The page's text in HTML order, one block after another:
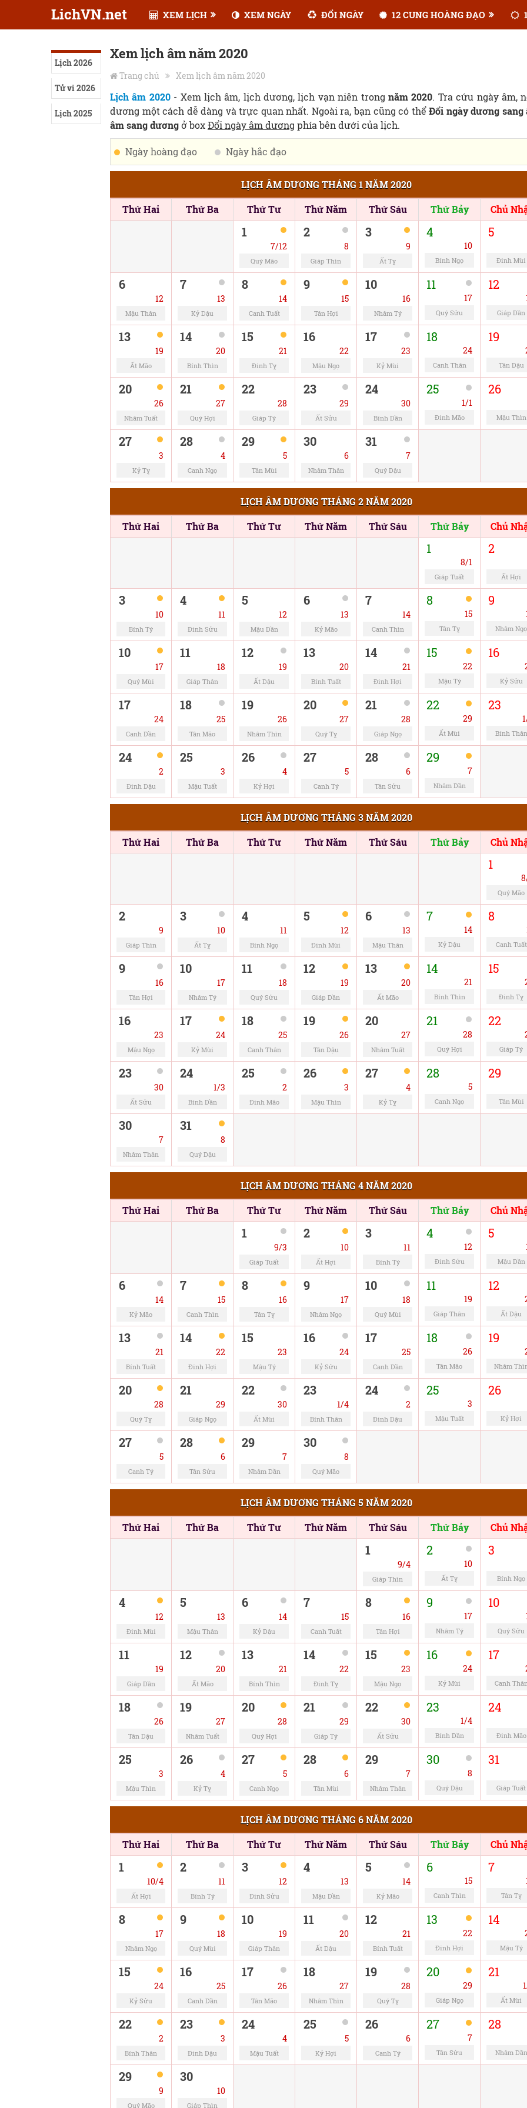
LichVN.net XEM LỊCH XEM NGÀY ĐỔI NGÀY 12 CUNG HOÀNG ĐẠO
Lịch 2026
Tử vi 2026
Lịch 2025
Xem lịch âm năm 2020
Trang chủ Xem lịch âm năm 2020
Lịch âm 2020- Xem lịch âm, lịch dương, lịch vạn niên trongnăm 2020. Tra cứu ngày âm,
dương một cách dễ dàng và trực quan nhất. Ngoài ra, bạn cũng có thểĐổi ngày dương sang
âm sang dươngở boxĐổi ngày âm dương phía bên dưới của lịch.
Ngày hoàng đạo Ngày hắc đạo
LỊCH ÂM DƯƠNG THÁNG 1 NĂM 2020
Thứ Hai
Thứ Ba Thứ Tư Thứ Năm Thứ Sáu Thứ Bảy Chủ
1
7/12
Quý Mão
2
8
Giáp Thìn
3
9
Ất Tỵ
4
10
Bính Ngọ
5
Đinh Mùi
6
12
Mậu Thân
7
13
Kỷ Dậu
8
14
Canh Tuất
9
15
Tân Hợi
10
16
Nhâm Tý
11
17
Quý Sửu
12
Giáp Dần
13
19
Ất Mão
14
20
Bính Thìn
15
21
Đinh Tỵ
16
22
Mậu Ngọ
17
23
Kỷ Mùi
18
24
Canh Thân
19
Tân Dậu
20
26
Nhâm Tuất
21
27
Quý Hợi
22
28
Giáp Tý
23
29
Ất Sửu
24
30
Bính Dần
25
1/1
Đinh Mão
26
Mậu Thìn
27
3
Kỷ Tỵ
28
4
Canh Ngọ
29
5
Tân Mùi
30
6
Nhâm Thân
31
7
Quý Dậu
LỊCH ÂM DƯƠNG THÁNG 2 NĂM 2020
Thứ Hai
Thứ Ba Thứ Tư Thứ Năm Thứ Sáu Thứ Bảy Chủ
1
8/1
Giáp Tuất
2
Ất Hợi
3
10
Bính Tý
4
11
Đinh Sửu
5
12
Mậu Dần
6
13
Kỷ Mão
7
14
Canh Thìn
8
15
Tân Tỵ
9
Nhâm Ngọ
10
17
Quý Mùi
11
18
Giáp Thân
12
19
Ất Dậu
13
20
Bính Tuất
14
21
Đinh Hợi
15
22
Mậu Tý
16
Kỷ Sửu
17
24
Canh Dần
18
25
Tân Mão
19
26
Nhâm Thìn
20
27
Quý Tỵ
21
28
Giáp Ngọ
22
29
Ất Mùi
23
Bính Thân
24
2
Đinh Dậu
25
3
Mậu Tuất
26
4
Kỷ Hợi
27
5
Canh Tý
28
6
Tân Sửu
29
7
Nhâm Dần
LỊCH ÂM DƯƠNG THÁNG 3 NĂM 2020
Thứ Hai
Thứ Ba Thứ Tư Thứ Năm Thứ Sáu Thứ Bảy Chủ
1
Quý Mão
2
9
Giáp Thìn
3
10
Ất Tỵ
4
11
Bính Ngọ
5
12
Đinh Mùi
6
13
Mậu Thân
7
14
Kỷ Dậu
8
Canh Tuất
9
16
Tân Hợi
10
17
Nhâm Tý
11
18
Quý Sửu
12
19
Giáp Dần
13
20
Ất Mão
14
21
Bính Thìn
15
Đinh Tỵ
16
23
Mậu Ngọ
17
24
Kỷ Mùi
18
25
Canh Thân
19
26
Tân Dậu
20
27
Nhâm Tuất
21
28
Quý Hợi
22
Giáp Tý
23
30
Ất Sửu
24
1/3
Bính Dần
25
2
Đinh Mão
26
3
Mậu Thìn
27
4
Kỷ Tỵ
28
5
Canh Ngọ
29
Tân Mùi
30
7
Nhâm Thân
31
8
Quý Dậu
LỊCH ÂM DƯƠNG THÁNG 4 NĂM 2020
Thứ Hai
Thứ Ba Thứ Tư Thứ Năm Thứ Sáu Thứ Bảy Chủ
1
9/3
Giáp Tuất
2
10
Ất Hợi
3
11
Bính Tý
4
12
Đinh Sửu
5
Mậu Dần
6
14
Kỷ Mão
7
15
Canh Thìn
8
16
Tân Tỵ
9
17
Nhâm Ngọ
10
18
Quý Mùi
11
19
Giáp Thân
12
Ất Dậu
13
21
Bính Tuất
14
22
Đinh Hợi
15
23
Mậu Tý
16
24
Kỷ Sửu
17
25
Canh Dần
18
26
Tân Mão
19
Nhâm
20
28
Quý Tỵ
21
29
Giáp Ngọ
22
30
Ất Mùi
23
1/4
Bính Thân
24
2
Đinh Dậu
25
3
Mậu Tuất
26
Kỷ Hợi
27
5
Canh Tý
28
6
Tân Sửu
29
7
Nhâm Dần
30
8
Quý Mão
LỊCH ÂM DƯƠNG THÁNG 5 NĂM 2020
Thứ Hai
Thứ Ba Thứ Tư Thứ Năm Thứ Sáu Thứ Bảy Chủ
1
9/4
Giáp Thìn
2
10
Ất Tỵ
3
Bính Ngọ
4
12
Đinh Mùi
5
13
Mậu Thân
6
14
Kỷ Dậu
7
15
Canh Tuất
8
16
Tân Hợi
9
17
Nhâm Tý
10
Quý Sửu
11
19
Giáp Dần
12
20
Ất Mão
13
21
Bính Thìn
14
22
Đinh Tỵ
15
23
Mậu Ngọ
16
24
Kỷ Mùi
17
Canh
18
26
Tân Dậu
19
27
Nhâm Tuất
20
28
Quý Hợi
21
29
Giáp Tý
22
30
Ất Sửu
23
1/4
Bính Dần
24
Đinh Mão
25
3
Mậu Thìn
26
4
Kỷ Tỵ
27
5
Canh Ngọ
28
6
Tân Mùi
29
7
Nhâm Thân
30
8
Quý Dậu
31
Giáp Tuất
LỊCH ÂM DƯƠNG THÁNG 6 NĂM 2020
Thứ Hai
Thứ Ba Thứ Tư Thứ Năm Thứ Sáu Thứ Bảy Chủ
1
10/4
Ất Hợi
2
11
Bính Tý
3
12
Đinh Sửu
4
13
Mậu Dần
5
14
Kỷ Mão
6
15
Canh Thìn
7
Tân Tỵ
8
17
Nhâm Ngọ
9
18
Quý Mùi
10
19
Giáp Thân
11
20
Ất Dậu
12
21
Bính Tuất
13
22
Đinh Hợi
14
Mậu Tý
15
24
Kỷ Sửu
16
25
Canh Dần
17
26
Tân Mão
18
27
Nhâm Thìn
19
28
Quý Tỵ
20
29
Giáp Ngọ
21
Ất Mùi
22
2
Bính Thân
23
3
Đinh Dậu
24
4
Mậu Tuất
25
5
Kỷ Hợi
26
6
Canh Tý
27
7
Tân Sửu
28
Nhâm Dần
29
9
Quý Mão
30
10
Giáp Thìn